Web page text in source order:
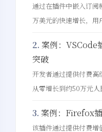
通过在插件中嵌入订阅
万美元的快速增长，用
2. 案例：VSCode
突破
开发者通过提供付费高
从零增长到约50万元人
3. 案例：Firefox
该插件通过提供付费